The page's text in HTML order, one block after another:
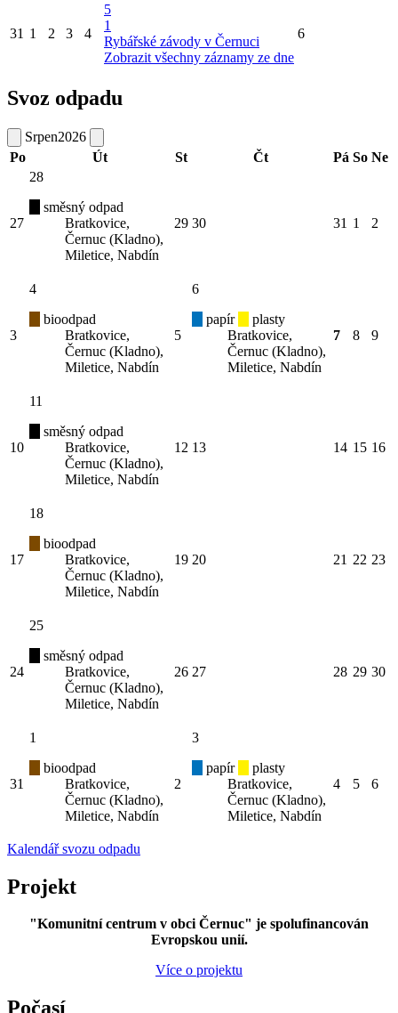
31 1 2 3 4
5
1
Rybářské závody v Černuci
Zobrazit všechny záznamy ze dne
6
Svoz odpadu
Srpen2026
Po
Út St Čt Pá So Ne
27
28
směsný odpad
Bratkovice,
Černuc (Kladno),
Miletice, Nabdín
29 30 31 1 2
3
4
bioodpad
Bratkovice,
Černuc (Kladno),
Miletice, Nabdín
5
6
papír
plasty
Bratkovice,
Černuc (Kladno),
Miletice, Nabdín
7 8 9
10
11
směsný odpad
Bratkovice,
Černuc (Kladno),
Miletice, Nabdín
12 13 14 15 16
17
18
bioodpad
Bratkovice,
Černuc (Kladno),
Miletice, Nabdín
19 20 21 22 23
24
25
směsný odpad
Bratkovice,
Černuc (Kladno),
Miletice, Nabdín
26 27 28 29 30
31
1
bioodpad
Bratkovice,
Černuc (Kladno),
Miletice, Nabdín
2
3
papír
plasty
Bratkovice,
Černuc (Kladno),
Miletice, Nabdín
4 5 6
Kalendář svozu odpadu
Projekt
"Komunitní centrum v obci Černuc" je spolufinancován
Evropskou unií.
Více o projektu
Počasí